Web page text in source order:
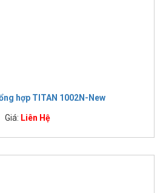
hợp TITAN 1002N-New
Giá: Liên Hệ